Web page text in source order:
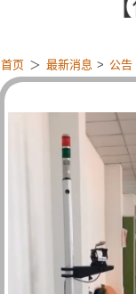
【
首页 ＞ 最新消息 > 公告